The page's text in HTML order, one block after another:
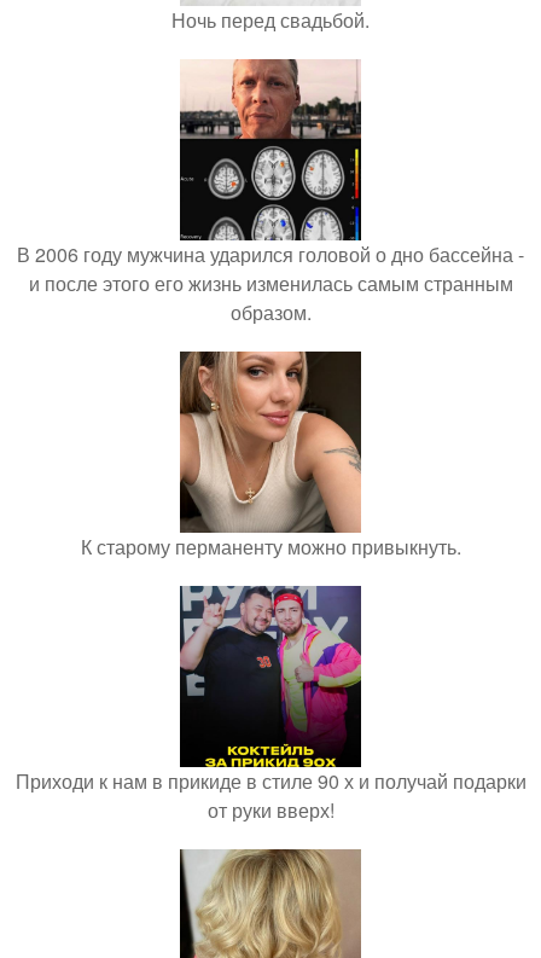
Ночь перед свадьбой.
В 2006 году мужчина ударился головой о дно бассейна -
и после этого его жизнь изменилась самым странным
образом.
К старому перманенту можно привыкнуть.
Приходи к нам в прикиде в стиле 90 х и получай подарки
от руки вверх!